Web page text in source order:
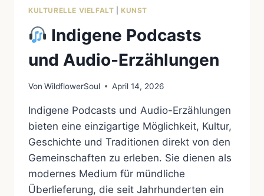
KULTURELLE VIELFALT |KUNST
Indigene Podcasts
und Audio-Erzählungen
Von WildflowerSoul April 14, 2026
Indigene Podcasts und Audio-Erzählungen
bieten eine einzigartige Möglichkeit, Kultur,
Geschichte und Traditionen direkt von den
Gemeinschaften zu erleben. Sie dienen als
modernes Medium für mündliche
Überlieferung, die seit Jahrhunderten ein